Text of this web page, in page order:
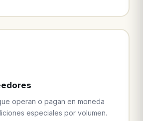
operan o pagan en moneda
especiales por volumen.